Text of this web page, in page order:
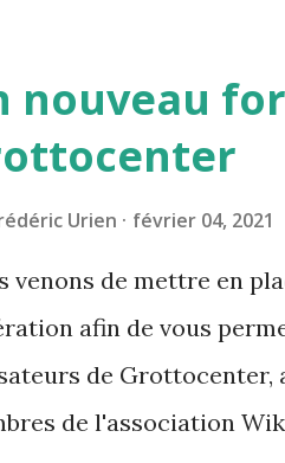
nouveau
Urien février 04, 2021
venons de mettre en
afin de vous
de Grottocenter,
de l'association